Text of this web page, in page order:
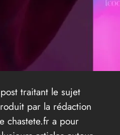
traitant le sujet
par la rédaction
chastete.fr a pour